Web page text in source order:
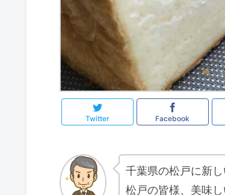
Twitter Facebook
千葉県の松戸に新
松戸の皆様、美味